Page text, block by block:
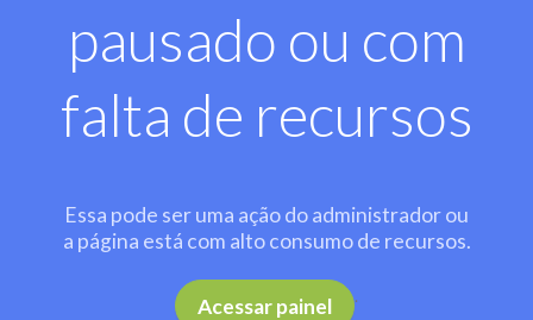
pausado ou com
falta de recursos
Essa pode ser uma ação do administrador ou
a página está com alto consumo de recursos.
Acessar painel .